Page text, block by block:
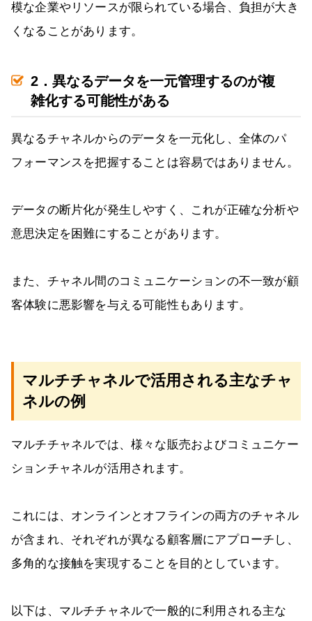
模な企業やリソースが限られている場合、負担が大き
くなることがあります。
2．異なるデータを一元管理するのが複
雑化する可能性がある
異なるチャネルからのデータを一元化し、全体のパ
フォーマンスを把握することは容易ではありません。
データの断片化が発生しやすく、これが正確な分析や
意思決定を困難にすることがあります。
また、チャネル間のコミュニケーションの不一致が顧
客体験に悪影響を与える可能性もあります。
マルチチャネルで活用される主なチャ
ネルの例
マルチチャネルでは、様々な販売およびコミュニケー
ションチャネルが活用されます。
これには、オンラインとオフラインの両方のチャネル
が含まれ、それぞれが異なる顧客層にアプローチし、
多角的な接触を実現することを目的としています。
以下は、マルチチャネルで一般的に利用される主な